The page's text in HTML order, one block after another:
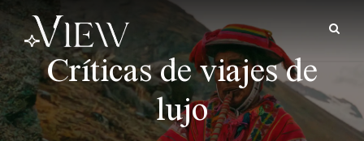
Críticas de viajes de
lujo